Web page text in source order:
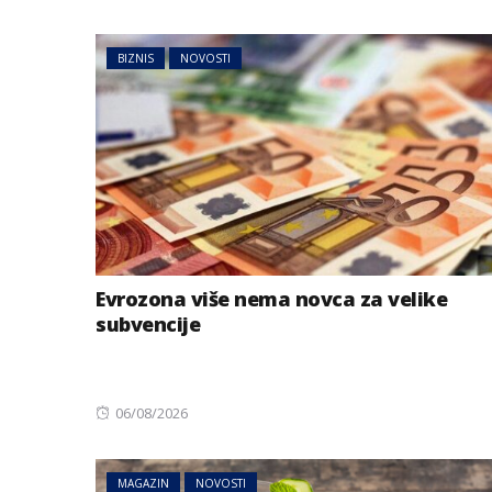
BIZNIS NOVOSTI
Evrozona više nema novca za velike
subvencije
Posted
06/08/2026
MAGAZIN NOVOSTI